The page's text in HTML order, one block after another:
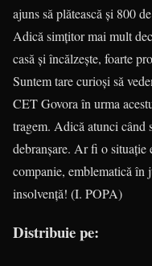
ajuns să plătească și 800
Adică simțitor mai mult
casă și încălzește, foarte
Suntem tare curioși să
CET Govora în urma
tragem. Adică atunci când
debranșare. Ar fi o situație
companie, emblematică în
insolvență! (I. POPA)
Distribuie pe: